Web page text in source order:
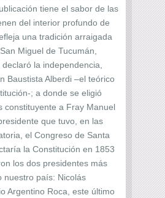
tiene el sabor de las
del interior profundo de
una tradición arraigada
Miguel de Tucumán,
la independencia,
Baustista Alberdi –el teórico
; a donde se eligió
constituyente a Fray Manuel
que tuvo, en las
el Congreso de Santa
la Constitución en 1853
los dos presidentes más
nuestro país: Nicolás
Argentino Roca, este último